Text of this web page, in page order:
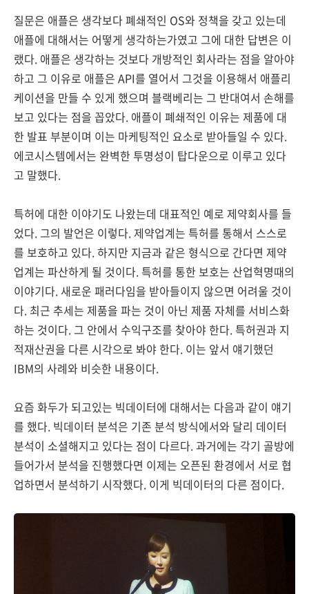
질문은 애플은 생각보다 폐쇄적인 OS와 정책을 갖고 있는데
애플에 대해서는 어떻게 생각하는가였고 그에 대한 답변은 이
랬다. 애플은 생각하는 것보다 개방적인 회사라는 점을 알아야
하고 그 이유로 애플은 API를 열어서 그것을 이용해서 애플리
케이션을 만들 수 있게 했으며 블랙베리는 그 반대여서 손해를
보고 있다는 점을 꼽았다. 애플이 폐쇄적인 이유는 제품에 대
한 발표 부분이며 이는 마케팅적인 요소로 받아들일 수 있다.
에코시스템에서는 완벽한 투명성이 탑다운으로 이루고 있다
고 말했다.
특허에 대한 이야기도 나왔는데 대표적인 예로 제약회사를 들
었다. 그의 발언은 이렇다. 제약업계는 특허를 통해서 스스로
를 보호하고 있다. 하지만 지금과 같은 형식으로 간다면 제약
업계는 파산하게 될 것이다. 특허를 통한 보호는 산업혁명때의
이야기다. 새로운 패러다임을 받아들이지 않으면 어려울 것이
다. 최근 추세는 제품을 파는 것이 아닌 제품 자체를 서비스화
하는 것이다. 그 안에서 수익구조를 찾아야 한다. 특허권과 지
적재산권을 다른 시각으로 봐야 한다. 이는 앞서 얘기했던
IBM의 사례와 비슷한 내용이다.
요즘 화두가 되고있는 빅데이터에 대해서는 다음과 같이 얘기
를 했다. 빅데이터 분석은 기존 분석 방식에서와 달리 데이터
분석이 소셜해지고 있다는 점이 다르다. 과거에는 각기 골방에
들어가서 분석을 진행했다면 이제는 오픈된 환경에서 서로 협
업하면서 분석하기 시작했다. 이게 빅데이터의 다른 점이다.